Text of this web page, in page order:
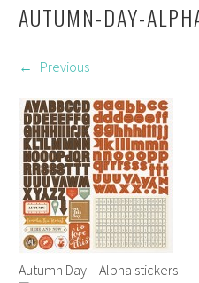
AUTUMN-DAY-
Previous
Autumn Day – Alpha stickers